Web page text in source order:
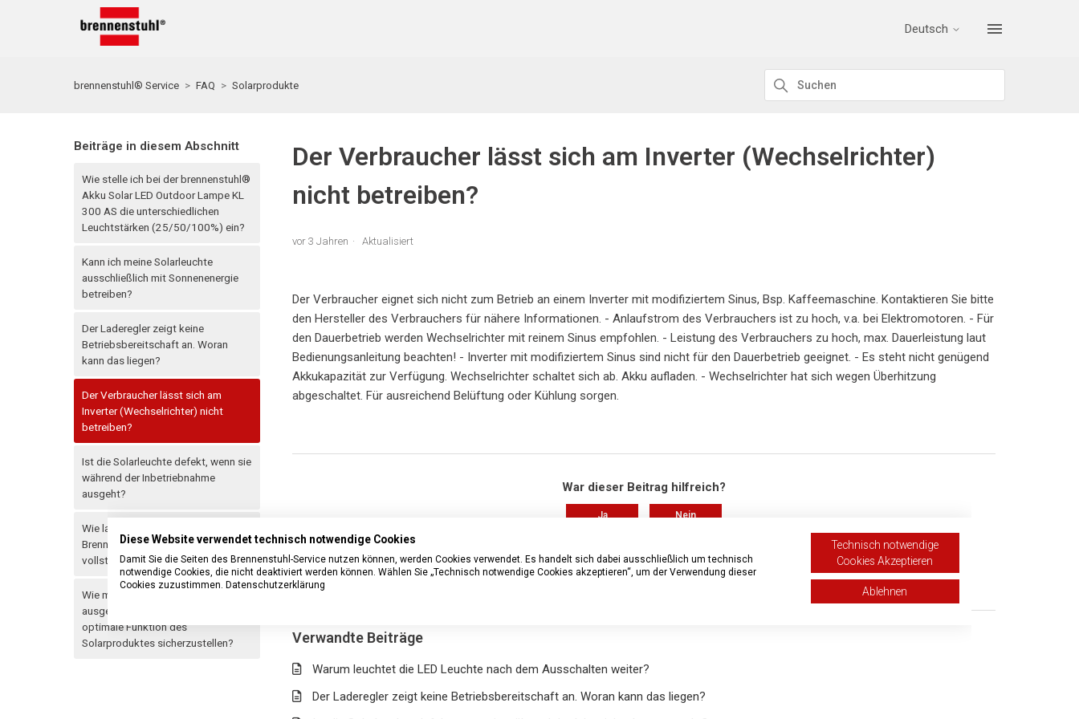
Deutsch
brennenstuhl® Service FAQ Solarprodukte
Beiträge in diesem Abschnitt
Wie stelle ich bei der brennenstuhl®
Akku Solar LED Outdoor Lampe KL
300 AS die unterschiedlichen
Leuchtstärken (25/50/100%) ein?
Kann ich meine Solarleuchte
ausschließlich mit Sonnenenergie
betreiben?
Der Laderegler zeigt keine
Betriebsbereitschaft an. Woran
kann das liegen?
Der Verbraucher lässt sich am
Inverter (Wechselrichter) nicht
betreiben?
Ist die Solarleuchte defekt, wenn sie
während der Inbetriebnahme
ausgeht?
Wie lange braucht ein Akku von dem
Brennenstuhl-Solarset bis er
vollständig geladen ist?
Wie muss das Solarmodul
ausgerichtet werden, um eine
optimale Funktion des
Solarproduktes sicherzustellen?
Der Verbraucher lässt sich am Inverter (Wechselrichter)
nicht betreiben?
vor 3 Jahren Aktualisiert
Der Verbraucher eignet sich nicht zum Betrieb an einem Inverter mit modifiziertem Sinus, Bsp. Kaffeemaschine. Kontaktieren Sie bitte
den Hersteller des Verbrauchers für nähere Informationen. - Anlaufstrom des Verbrauchers ist zu hoch, v.a. bei Elektromotoren. - Für
den Dauerbetrieb werden Wechselrichter mit reinem Sinus empfohlen. - Leistung des Verbrauchers zu hoch, max. Dauerleistung laut
Bedienungsanleitung beachten! - Inverter mit modifiziertem Sinus sind nicht für den Dauerbetrieb geeignet. - Es steht nicht genügend
Akkukapazität zur Verfügung. Wechselrichter schaltet sich ab. Akku aufladen. - Wechselrichter hat sich wegen Überhitzung
abgeschaltet. Für ausreichend Belüftung oder Kühlung sorgen.
War dieser Beitrag hilfreich?
Ja Nein
Verwandte Beiträge
Warum leuchtet die LED Leuchte nach dem Ausschalten weiter?
Der Laderegler zeigt keine Betriebsbereitschaft an. Woran kann das liegen?
Diese Website verwendet technisch notwendige Cookies
Damit Sie die Seiten des Brennenstuhl-Service nutzen können, werden Cookies verwendet. Es handelt sich dabei ausschließlich um technisch
notwendige Cookies, die nicht deaktiviert werden können. Wählen Sie „Technisch notwendige Cookies akzeptieren“, um der Verwendung dieser
Cookies zuzustimmen.Datenschutzerklärung
Technisch notwendige
Cookies Akzeptieren
Ablehnen